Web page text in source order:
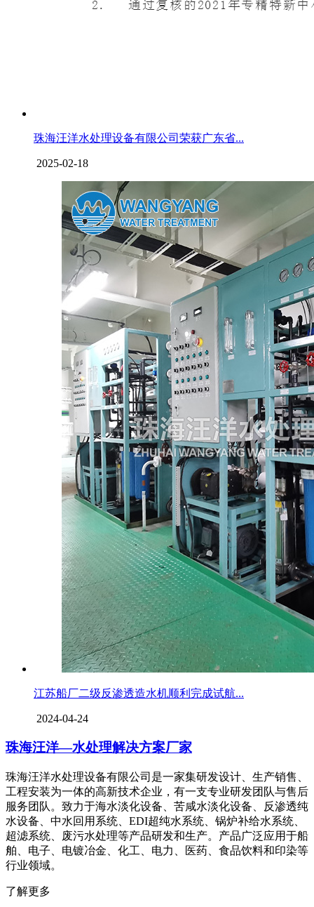
珠海汪洋水处理设备有限公司荣获广东省...
2025-02-18
江苏船厂二级反渗透造水机顺利完成试航...
2024-04-24
珠海汪洋—水处理解决方案厂家
珠海汪洋水处理设备有限公司是一家集研发设计、生产销售、
工程安装为一体的高新技术企业，有一支专业研发团队与售后
服务团队。致力于海水淡化设备、苦咸水淡化设备、反渗透纯
水设备、中水回用系统、EDI超纯水系统、锅炉补给水系统、
超滤系统、废污水处理等产品研发和生产。产品广泛应用于船
舶、电子、电镀冶金、化工、电力、医药、食品饮料和印染等
行业领域。
了解更多